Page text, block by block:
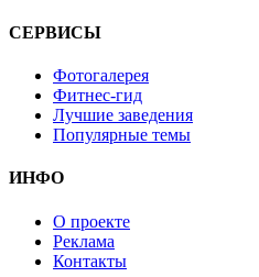
СЕРВИСЫ
Фотогалерея
Фитнес-гид
Лучшие заведения
Популярные темы
ИНФО
О проекте
Реклама
Контакты